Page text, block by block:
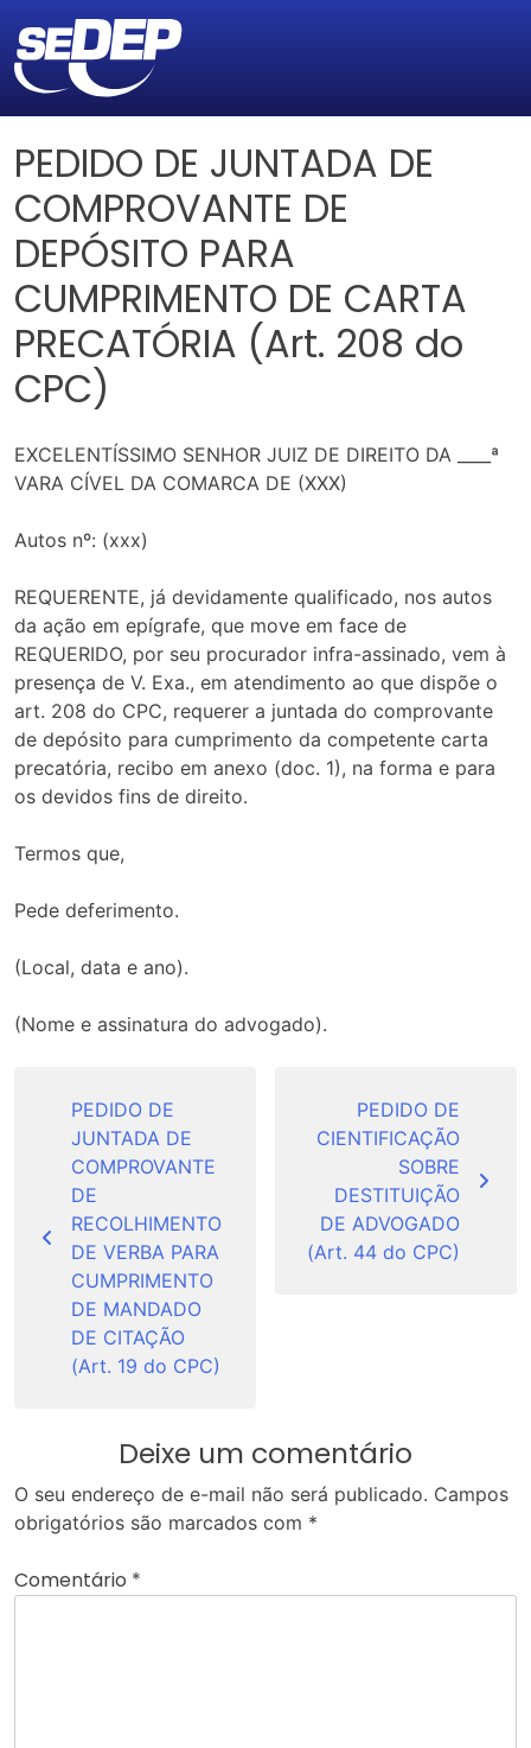
PEDIDO DE JUNTADA DE
COMPROVANTE DE
DEPÓSITO PARA
CUMPRIMENTO DE CARTA
PRECATÓRIA (Art. 208 do
CPC)
EXCELENTÍSSIMO SENHOR JUIZ DE DIREITO DA ____ª
VARA CÍVEL DA COMARCA DE (XXX)
Autos nº: (xxx)
REQUERENTE, já devidamente qualificado, nos autos
da ação em epígrafe, que move em face de
REQUERIDO, por seu procurador infra-assinado, vem à
presença de V. Exa., em atendimento ao que dispõe o
art. 208 do CPC, requerer a juntada do comprovante
de depósito para cumprimento da competente carta
precatória, recibo em anexo (doc. 1), na forma e para
os devidos fins de direito.
Termos que,
Pede deferimento.
(Local, data e ano).
(Nome e assinatura do advogado).
Post
PEDIDO DE
JUNTADA DE
COMPROVANTE
DE
RECOLHIMENTO
DE VERBA PARA
CUMPRIMENTO
DE MANDADO
DE CITAÇÃO
(Art. 19 do CPC)
PEDIDO DE
CIENTIFICAÇÃO
SOBRE
DESTITUIÇÃO
DE ADVOGADO
(Art. 44 do CPC)
Deixe um comentário
O seu endereço de e-mail não será publicado. Campos
obrigatórios são marcados com *
Comentário *